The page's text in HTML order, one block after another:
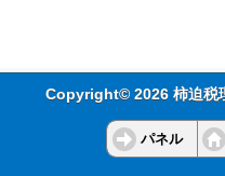
Copyright© 2026 柿迫税
パネル